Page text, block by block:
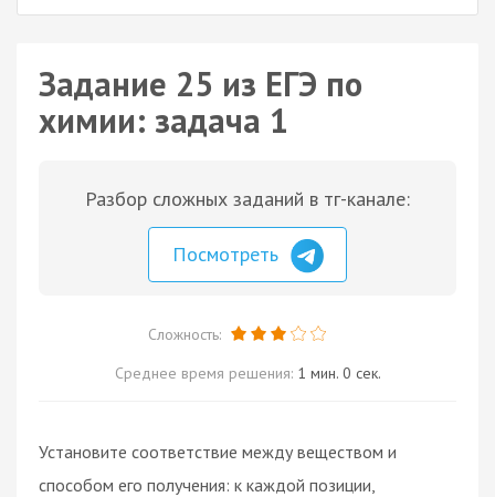
Задание 25 из ЕГЭ по
химии: задача 1
Разбор сложных заданий в тг-канале:
Посмотреть
Сложность:
Среднее время решения: 1 мин. 0 сек.
Установите соответствие между веществом и
способом его получения: к каждой позиции,